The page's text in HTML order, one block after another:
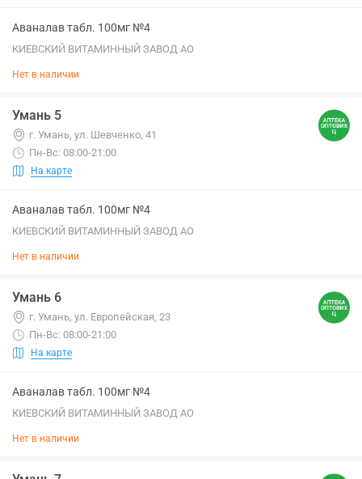
Аваналав табл. 100мг №4
КИЕВСКИЙ ВИТАМИННЫЙ ЗАВОД АО
Нет в наличии
Умань 5
г. Умань, ул. Шевченко, 41
Пн-Вс: 08:00-21:00
На карте
Аваналав табл. 100мг №4
КИЕВСКИЙ ВИТАМИННЫЙ ЗАВОД АО
Нет в наличии
Умань 6
г. Умань, ул. Европейская, 23
Пн-Вс: 08:00-21:00
На карте
Аваналав табл. 100мг №4
КИЕВСКИЙ ВИТАМИННЫЙ ЗАВОД АО
Нет в наличии